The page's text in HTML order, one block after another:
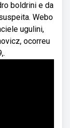
boldrini e da
Webo
ugulini,
ocorreu